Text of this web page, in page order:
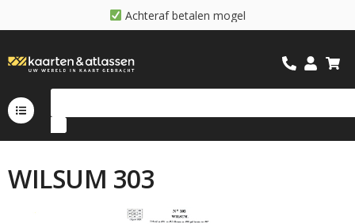
Achteraf betalen mogel
WILSUM 303